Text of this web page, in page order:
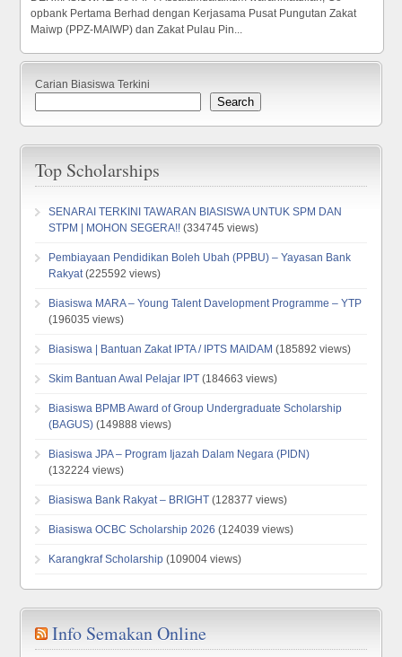
opbank Pertama Berhad dengan Kerjasama Pusat Pungutan Zakat
Maiwp (PPZ-MAIWP) dan Zakat Pulau Pin...
Carian Biasiswa Terkini
Search
Top Scholarships
SENARAI TERKINI TAWARAN BIASISWA UNTUK SPM DAN
STPM | MOHON SEGERA!! (334745 views)
Pembiayaan Pendidikan Boleh Ubah (PPBU) – Yayasan Bank
Rakyat (225592 views)
Biasiswa MARA – Young Talent Davelopment Programme – YTP
(196035 views)
Biasiswa | Bantuan Zakat IPTA / IPTS MAIDAM (185892 views)
Skim Bantuan Awal Pelajar IPT (184663 views)
Biasiswa BPMB Award of Group Undergraduate Scholarship
(BAGUS) (149888 views)
Biasiswa JPA – Program Ijazah Dalam Negara (PIDN)
(132224 views)
Biasiswa Bank Rakyat – BRIGHT (128377 views)
Biasiswa OCBC Scholarship 2026 (124039 views)
Karangkraf Scholarship (109004 views)
Info Semakan Online